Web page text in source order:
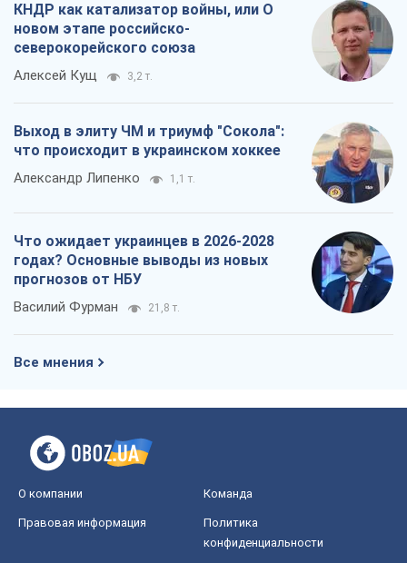
КНДР как катализатор войны, или О
новом этапе российско-
северокорейского союза
Алексей Кущ 3,2 т.
Выход в элиту ЧМ и триумф "Сокола":
что происходит в украинском хоккее
Александр Липенко 1,1 т.
Что ожидает украинцев в 2026-2028
годах? Основные выводы из новых
прогнозов от НБУ
Василий Фурман 21,8 т.
Все мнения
О компании Команда
Правовая информация
Политика
конфиденциальности